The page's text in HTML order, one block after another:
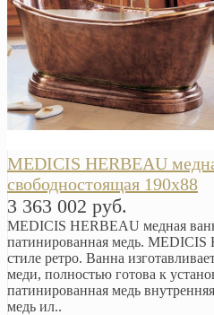
MEDICIS HERBEAU
свободностоящая 190х88
3 363 002 руб.
MEDICIS HERBEAU медная
патинированная медь. MEDICIS
стиле ретро. Ванна
меди, полностью готова к
патинированная медь
медь ил..